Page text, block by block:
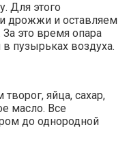
Для этого
дрожжи и оставляем
это время опара
пузырьках воздуха.
яйца, сахар,
масло. Все
до однородной